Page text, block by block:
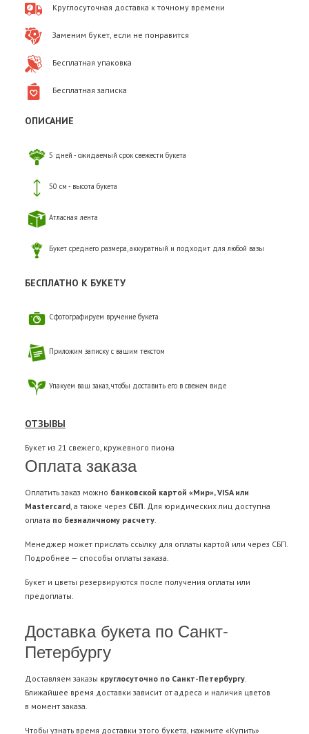
Круглосуточная доставка к точному времени
Заменим букет, если не понравится
Бесплатная упаковка
Бесплатная записка
ОПИСАНИЕ
5 дней - ожидаемый срок свежести букета
50 см - высота букета
Атласная лента
Букет среднего размера, аккуратный и подходит для любой вазы
БЕСПЛАТНО К БУКЕТУ
Сфотографируем вручение букета
Приложим записку с вашим текстом
Упакуем ваш заказ, чтобы доставить его в свежем виде
ОТЗЫВЫ
Букет из 21 свежего, кружевного пиона
Оплата заказа
Оплатить заказ можно банковской картой «Мир», VISA или
Mastercard, а также через СБП. Для юридических лиц доступна
оплата по безналичному расчету.
Менеджер может прислать ссылку для оплаты картой или через СБП.
Подробнее — способы оплаты заказа.
Букет и цветы резервируются после получения оплаты или
предоплаты.
Доставка букета по Санкт-
Петербургу
Доставляем заказы круглосуточно по Санкт-Петербургу.
Ближайшее время доставки зависит от адреса и наличия цветов
в момент заказа.
Чтобы узнать время доставки этого букета, нажмите «Купить»